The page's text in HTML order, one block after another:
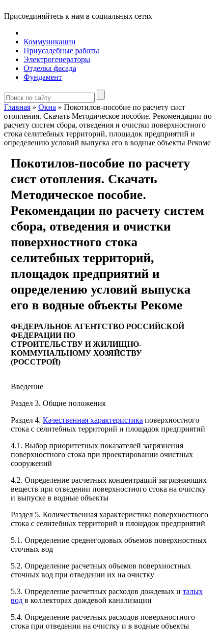
Присоединяйтесь к нам в социальных сетях
Коммуникации
Приусадебные работы
Электрогенераторы
Отделка фасада
Фундамент
Главная » Окна » Покотилов-пособие по расчету сист
отопления. Скачать Методическое пособие. Рекомендации по
расчету систем сбора, отведения и очистки поверхностного
стока селитебных территорий, площадок предприятий и
определению условий выпуска его в водные объекты Рекоме
Покотилов-пособие по расчету
сист отопления. Скачать
Методическое пособие.
Рекомендации по расчету систем
сбора, отведения и очистки
поверхностного стока
селитебных территорий,
площадок предприятий и
определению условий выпуска
его в водные объекты Рекоме
ФЕДЕРАЛЬНОЕ АГЕНТСТВО РОССИЙСКОЙ
ФЕДЕРАЦИИ ПО
СТРОИТЕЛЬСТВУ И ЖИЛИЩНО-
КОММУНАЛЬНОМУ ХОЗЯЙСТВУ
(РОССТРОЙ)
Введение
Раздел 3. Общие положения
Раздел 4. Качественная характеристика поверхностного
стока с селитебных территорий и площадок предприятий
4.1. Выбор приоритетных показателей загрязнения
поверхностного стока при проектировании очистных
сооружений
4.2. Определение расчетных концентраций загрязняющих
веществ при отведении поверхностного стока на очистку
и выпуске в водные объекты
Раздел 5. Количественная характеристика поверхностного
стока с селитебных территорий и площадок предприятий
5.1. Определение среднегодовых объемов поверхностных
сточных вод
5.2. Определение расчетных объемов поверхностных
сточных вод при отведении их на очистку
5.3. Определение расчетных расходов дождевых и талых
вод в коллекторах дождевой канализации
5.4. Определение расчетных расходов поверхностного
стока при отведении на очистку и в водные объекты